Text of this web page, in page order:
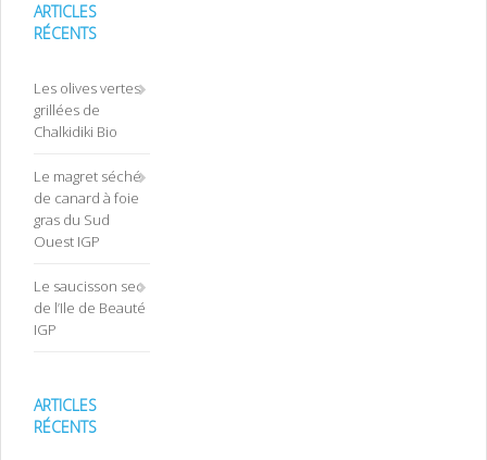
ARTICLES
RÉCENTS
Les olives vertes
grillées de
Chalkidiki Bio
Le magret séché
de canard à foie
gras du Sud
Ouest IGP
Le saucisson sec
de l’Ile de Beauté
IGP
ARTICLES
RÉCENTS